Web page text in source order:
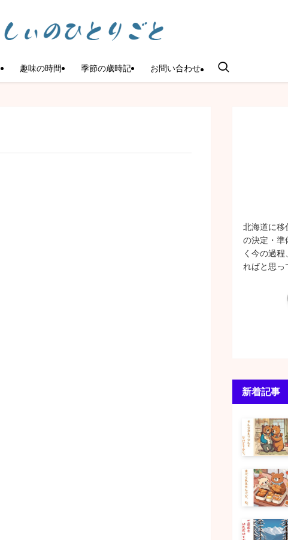
趣味の時間 季節の歳時記 お問い合わせ
北海道に移
の決定・準
く今の過
ればと思っ
新着記事